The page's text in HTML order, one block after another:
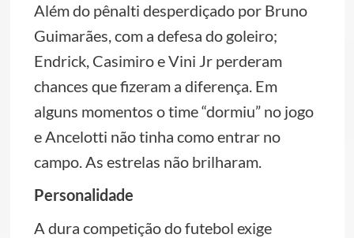
Além do pênalti desperdiçado por Bruno
Guimarães, com a defesa do goleiro;
Endrick, Casimiro e Vini Jr perderam
chances que fizeram a diferença. Em
alguns momentos o time “dormiu” no jogo
e Ancelotti não tinha como entrar no
campo. As estrelas não brilharam.
Personalidade
A dura competição do futebol exige